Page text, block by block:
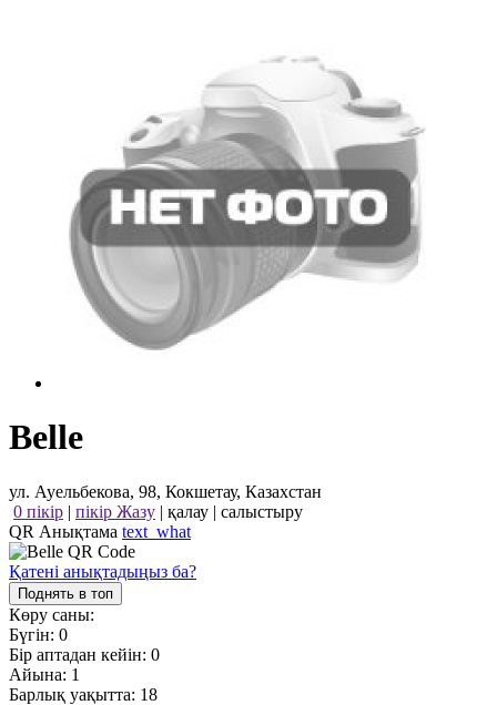
Belle
ул. Ауельбекова, 98, Кокшетау, Казахстан
0 пікір | пікір Жазу | қалау | салыстыру
QR Анықтама text_what
Қатені анықтадыңыз ба?
Поднять в топ
Көру саны:
Бүгін: 0
Бір аптадан кейін: 0
Айына: 1
Барлық уақытта: 18